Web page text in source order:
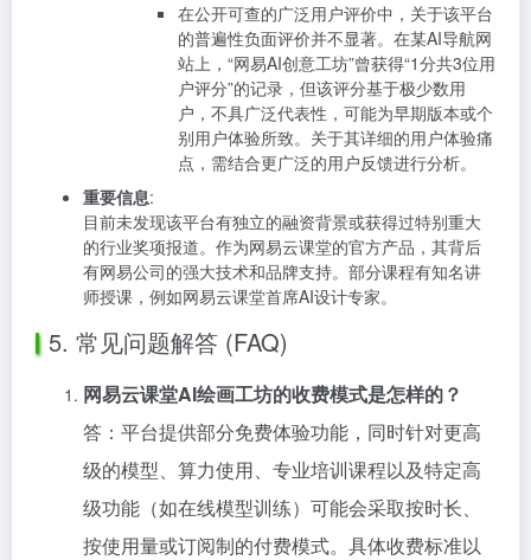
在公开可查的广泛用户评价中，关于该平台
的普遍性负面评价并不显著。在某AI导航网
站上，“网易AI创意工坊”曾获得“1分共3位用
户评分”的记录，但该评分基于极少数用
户，不具广泛代表性，可能为早期版本或个
别用户体验所致。关于其详细的用户体验痛
点，需结合更广泛的用户反馈进行分析。
重要信息:
目前未发现该平台有独立的融资背景或获得过特别重大
的行业奖项报道。作为网易云课堂的官方产品，其背后
有网易公司的强大技术和品牌支持。部分课程有知名讲
师授课，例如网易云课堂首席AI设计专家。
5. 常见问题解答 (FAQ)
网易云课堂AI绘画工坊的收费模式是怎样的？
答：平台提供部分免费体验功能，同时针对更高
级的模型、算力使用、专业培训课程以及特定高
级功能（如在线模型训练）可能会采取按时长、
按使用量或订阅制的付费模式。具体收费标准以